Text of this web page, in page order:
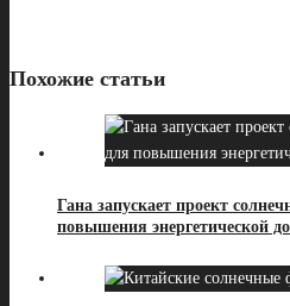
Похожие статьи
Гана запускает проект
повышения энергетической